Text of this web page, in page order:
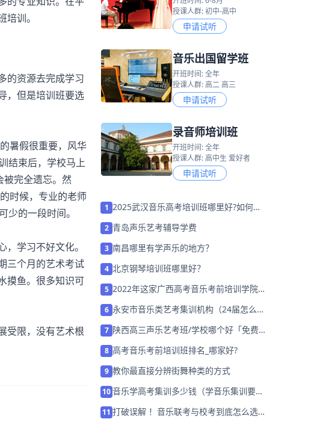
训。
的资源去完成学习
，但是培训班要选
暑假很重要，风华
结束后，学校马上
被完全遗忘。然
时候，专业的老师
的一段时间。
学习不好文化。
三个月的艺术考试
摸鱼。很多知识可
受限，没有艺术根
授课人群: 初中-高中
申请试听
音乐出国留学班
开班时间: 全年
授课人群: 高二 高三
申请试听
录音师培训班
开班时间: 全年
授课人群: 高中生 爱好者
申请试听
1 2025武汉音乐高考培训班哪里好?如何选
2 青岛声乐艺考辅导学费
3 南昌哪里有学声乐的地方？
4 北京钢琴培训班哪里好？
5 2022年这家广西高考音乐考前培训学院/
6 永安市音乐类艺考集训机构（24届怎么选
7 陕西高三声乐艺考班/学校哪个好「免费试
8 高考音乐考前培训班排名_哪家好?
9 教你最直接分辨街舞种类的方式
10音乐学高考集训多少钱（学音乐集训要多
11 打破误解 ！音乐联考与校考到底怎么选？